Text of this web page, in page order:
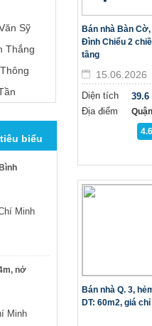
Sỹ
Thắng
biểu
Minh
nở
Minh
Bán nhà Bàn
Đình Chiểu 2
tầng
15.06.2026
Diện tích
Địa điểm
39.6
Bán nhà Q. 3,
DT: 60m2, giá